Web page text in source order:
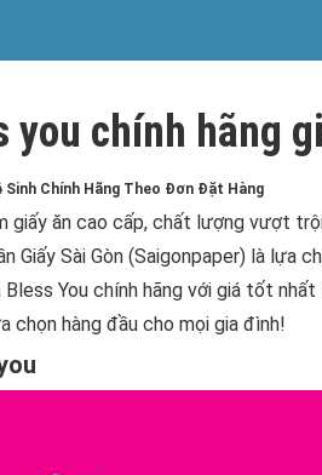
you chính hãng
Sinh Chính Hãng Theo Đơn Đặt Hàng
giấy ăn cao cấp, chất lượng vượt
Giấy Sài Gòn (Saigonpaper) là lựa
Bless You chính hãng với giá tốt
chọn hàng đầu cho mọi gia đình!